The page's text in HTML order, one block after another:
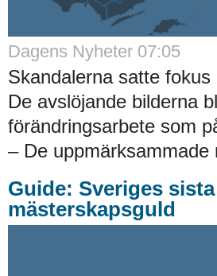
Dagens Nyheter 07:05
Skandalerna satte
De avslöjande bilderna
förändringsarbete som
– De uppmärksammade
Guide: Sveriges
mästerskapsguld